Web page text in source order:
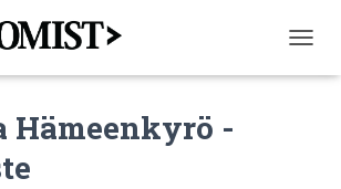
A
Hämeenkyrö -